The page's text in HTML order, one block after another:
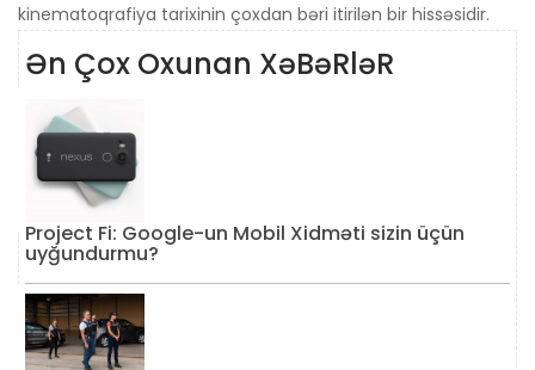
kinematoqrafiya tarixinin çoxdan bəri itirilən bir hissəsidir.
Ən Çox Oxunan XəBəRləR
Project Fi: Google-un Mobil Xidməti sizin üçün
uyğundurmu?